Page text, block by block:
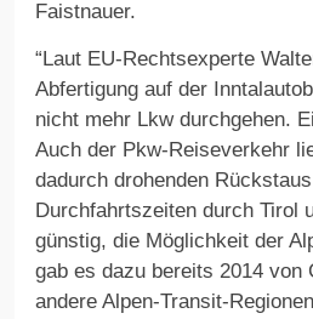
Faistnauer.
“Laut EU-Rechtsexperte
Abfertigung auf der
nicht mehr Lkw durchgehen.
Auch der Pkw-Reiseverkehr
dadurch drohenden
Durchfahrtszeiten durch Tirol
günstig, die Möglichkeit der
gab es dazu bereits 2014 von
andere Alpen-Transit-